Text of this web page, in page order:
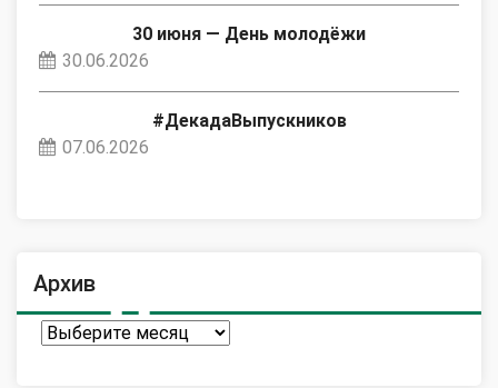
30 июня — День молодёжи
30.06.2026
#ДекадаВыпускников
07.06.2026
Архив
Архив